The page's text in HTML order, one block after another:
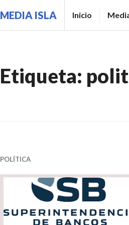
MEDIA ISLA Inicio
Etiqueta:
POLÍTICA